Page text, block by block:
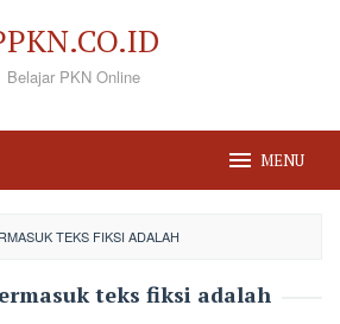
Belajar PKN Online
MENU
TEKS FIKSI ADALAH
teks fiksi adalah